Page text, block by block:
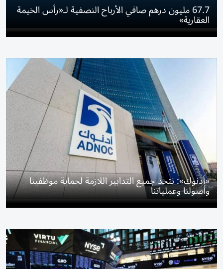
67.7 مليون درهم صافي الأرباح النصفية لـ«رأس الخيمة
العقارية»
«أدنوك»: نتخذ جميع التدابير اللازمة لحماية موظفينا
وأصولنا وعملياتنا